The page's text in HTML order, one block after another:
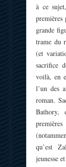
à ce
premières
grande
trame du
(et
sacrifice
voilà, en
l’un des
roman.
Bathory,
qu’est
jeunesse